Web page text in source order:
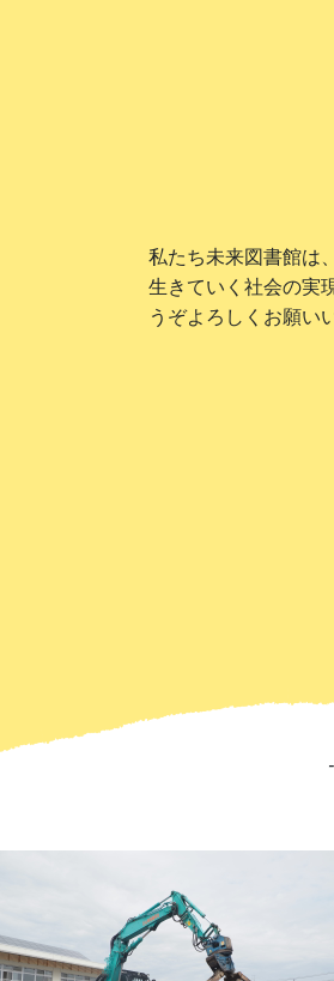
私たち未来図書館は
生きていく社会の実
うぞよろしくお願い